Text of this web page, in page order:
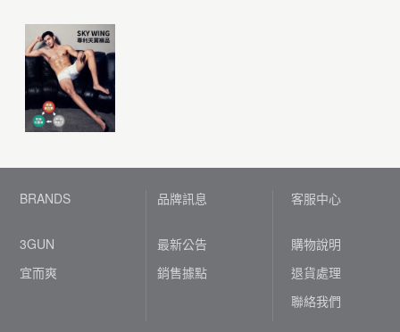
BRANDS
3GUN
宜而爽
品牌訊息
最新公告
銷售據點
客服中心
購物說明
退貨處理
聯絡我們